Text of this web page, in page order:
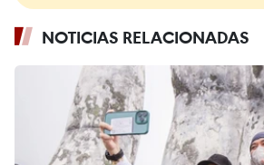
NOTICIAS RELACIONADAS